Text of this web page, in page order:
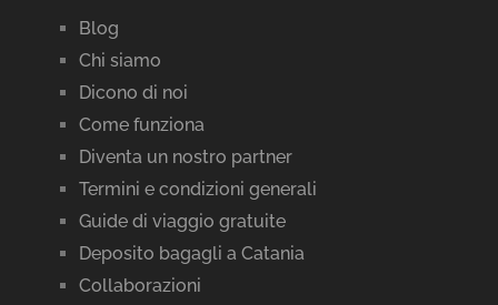
Blog
Chi siamo
Dicono di noi
Come funziona
Diventa un nostro partner
Termini e condizioni generali
Guide di viaggio gratuite
Deposito bagagli a Catania
Collaborazioni